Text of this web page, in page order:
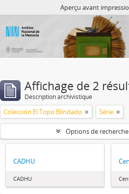
Aperçu avant
Affichage de 2
Description archivistique
Colección El Topo Blindado Série
Options de
CADHU
CADHU